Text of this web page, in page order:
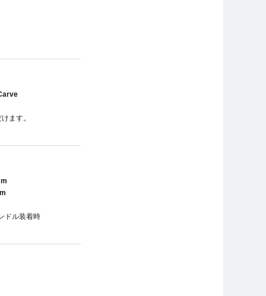
ます。
ドル装着時